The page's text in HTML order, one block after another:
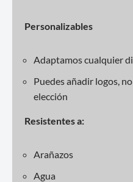
Personalizables
Adaptamos cualquier
Puedes añadir logos,
elección
Resistentes a:
Arañazos
Agua